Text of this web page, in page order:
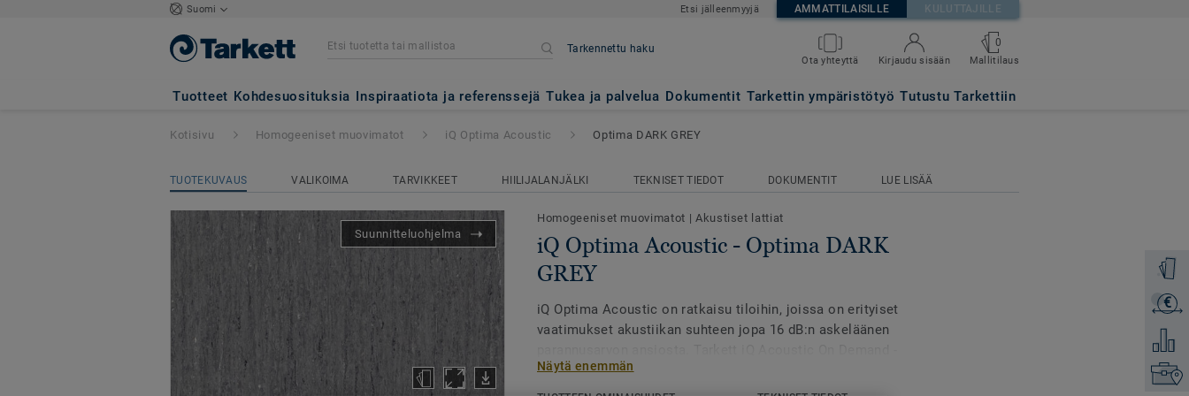
Suomi Etsi jälleenmyyjä AMMATTILAISILLE KULUTTAJILLE
Tarkennettu haku
Ota yhteyttä Kirjaudu sisään
0
Mallitilaus
Tuotteet Kohdesuosituksia Inspiraatiota ja referenssejä Tukea ja palvelua Dokumentit Tarkettin ympäristötyö Tutustu Tarkettiin
iQ Optima Acoustic - Optima DARK GREY
Tilaa
€
Lisää
Etsi
Kotisivu Homogeeniset muovimatot iQ Optima Acoustic Optima DARK GREY
TUOTEKUVAUS VALIKOIMA TARVIKKEET HIILIJALANJÄLKI TEKNISET TIEDOT DOKUMENTIT LUE LISÄÄ
Suunnitteluohjelma
Homogeeniset muovimatot | Akustiset lattiat
iQ Optima Acoustic - Optima DARK
GREY
iQ Optima Acoustic on ratkaisu tiloihin, joissa on erityiset
vaatimukset akustiikan suhteen jopa 16 dB:n askeläänen
palvelun kautta kaikkia malliston 55 väriä ovat saatavilla
akustiikkaversioina.
Näytä enemmän